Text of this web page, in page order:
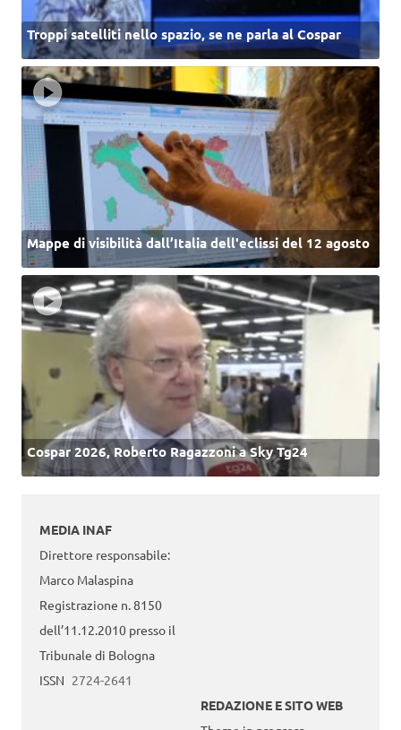
Troppi satelliti nello spazio, se ne parla al Cospar
Mappe di visibilità dall’Italia dell'eclissi del 12 agosto
Cospar 2026, Roberto Ragazzoni a Sky Tg24
MEDIA INAF
Direttore responsabile:
Marco Malaspina
Registrazione n. 8150
dell’11.12.2010 presso il
Tribunale di Bologna
ISSN 2724-2641
REDAZIONE E SITO WEB